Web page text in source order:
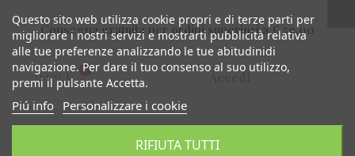
Consegna gratuita per ordini superiori a € 59,00
0,00 €
Questo sito web utilizza cookie propri e di terze parti per
migliorare i nostri servizi e mostrarti pubblicità relativa
alle tue preferenze analizzando le tue abitudinidi
navigazione. Per dare il tuo consenso al suo utilizzo,
premi il pulsante Accetta.
Piú info Personalizzare i cookie
RIFIUTA TUTTI